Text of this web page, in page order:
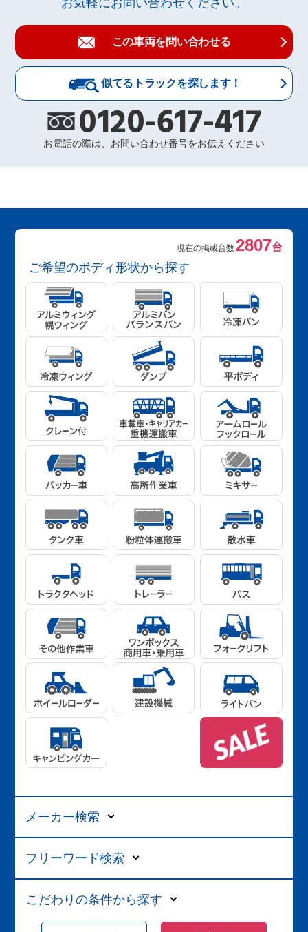
お気軽にお問い合わせください。
この車両を問い合わせる
似てるトラックを探します！
0120-617-417
お電話の際は、お問い合わせ番号をお伝えください
現在の掲載台数2807台
ご希望のボディ形状から探す
メーカー検索
フリーワード検索
こだわりの条件から探す